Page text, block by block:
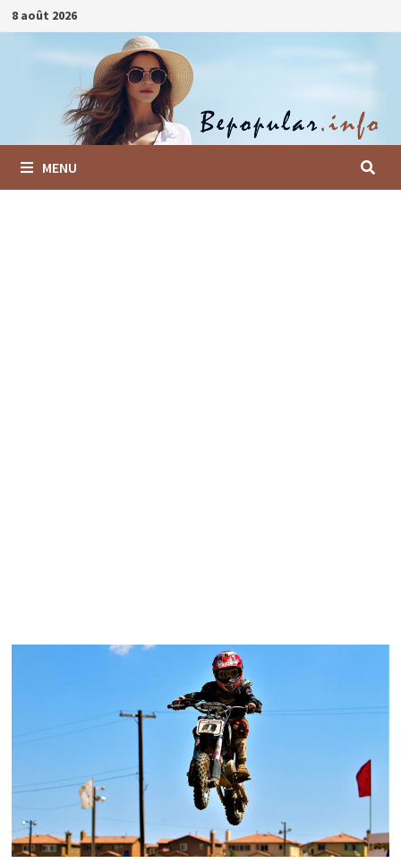
Passer
au
contenu
8 août 2026
MENU